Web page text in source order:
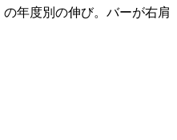
年度別の伸び。バーが右肩